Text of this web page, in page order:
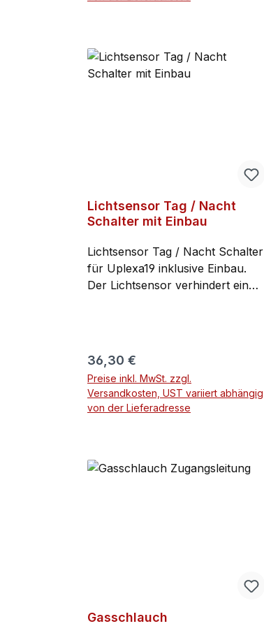
2x Blockbatterie
Lichtsensor Tag / Nacht
Schalter mit Einbau
Lichtsensor Tag / Nacht Schalter
für Uplexa19 inklusive Einbau.
Der Lichtsensor verhindert ein
Kauf eines Neugerätes oder
einen neuen Elektronikeinheit.
Regulärer Preis:
36,30 €
Preise inkl. MwSt. zzgl.
Versandkosten, UST variiert abhängig
von der Lieferadresse
Gasschlauch